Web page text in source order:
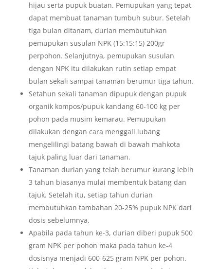
hijau serta pupuk buatan. Pemupukan yang tepat
dapat membuat tanaman tumbuh subur. Setelah
tiga bulan ditanam, durian membutuhkan
pemupukan susulan NPK (15:15:15) 200gr
perpohon. Selanjutnya, pemupukan susulan
dengan NPK itu dilakukan rutin setiap empat
bulan sekali sampai tanaman berumur tiga tahun.
Setahun sekali tanaman dipupuk dengan pupuk
organik kompos/pupuk kandang 60-100 kg per
pohon pada musim kemarau. Pemupukan
dilakukan dengan cara menggali lubang
mengelilingi batang bawah di bawah mahkota
tajuk paling luar dari tanaman.
Tanaman durian yang telah berumur kurang lebih
3 tahun biasanya mulai membentuk batang dan
tajuk. Setelah itu, setiap tahun durian
membutuhkan tambahan 20-25% pupuk NPK dari
dosis sebelumnya.
Apabila pada tahun ke-3, durian diberi pupuk 500
gram NPK per pohon maka pada tahun ke-4
dosisnya menjadi 600-625 gram NPK per pohon.